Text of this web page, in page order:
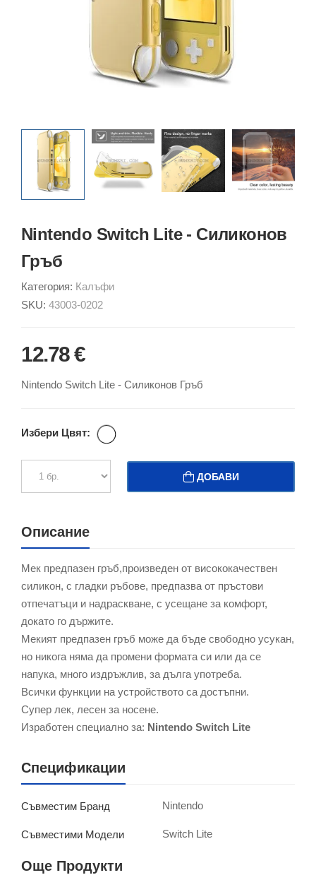
Nintendo Switch Lite - Силиконов
Гръб
Категория: Калъфи
SKU: 43003-0202
12.78 €
Nintendo Switch Lite - Силиконов Гръб
Избери Цвят:
ДОБАВИ
Описание
Мек предпазен гръб,произведен от висококачествен
силикон, с гладки ръбове, предпазва от пръстови
отпечатъци и надраскване, с усещане за комфорт,
докато го държите.
Мекият предпазен гръб може да бъде свободно усукан,
но никога няма да промени формата си или да се
напука, много издръжлив, за дълга употреба.
Всички функции на устройството са достъпни.
Супер лек, лесен за носене.
Изработен специално за: Nintendo Switch Lite
Спецификации
Съвместим Бранд Nintendo
Съвместими Модели Switch Lite
Още Продукти